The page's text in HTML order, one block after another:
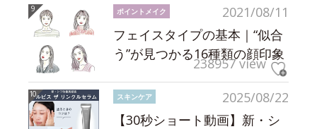
2021/08/11
ポイントメイク
フェイスタイプの基本｜“似合
う”が見つかる16種類の顔印象
238957 view
2025/08/22
スキンケア
【30秒ショート動画】新・シ